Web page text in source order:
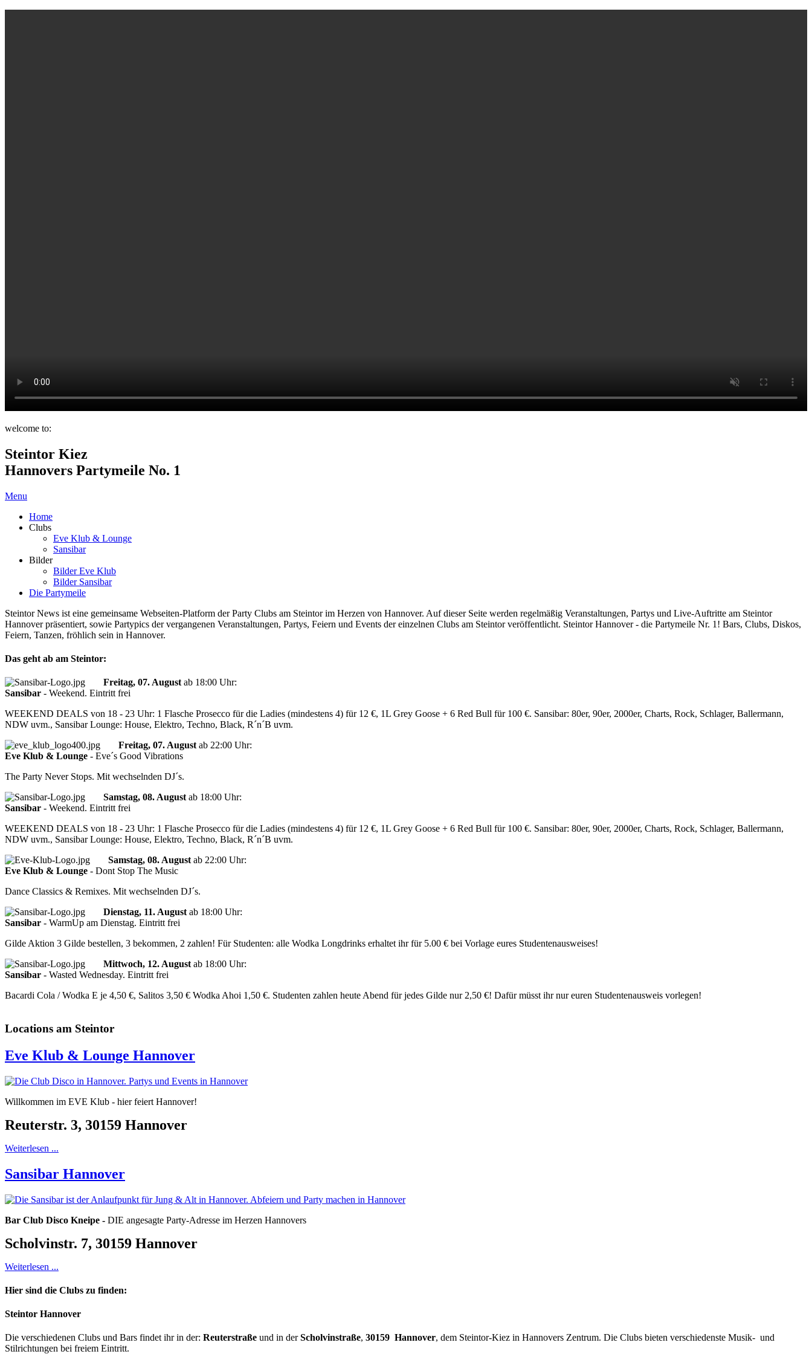
welcome to:
Steintor Kiez
Hannovers Partymeile No. 1
Menu
Home
Clubs
Eve Klub & Lounge
Sansibar
Bilder
Bilder Eve Klub
Bilder Sansibar
Die Partymeile
Steintor News ist eine gemeinsame Webseiten-Platform der Party Clubs am Steintor im Herzen von Hannover. Auf dieser Seite werden regelmäßig Veranstaltungen, Partys und Live-Auftritte am Steintor
Hannover präsentiert, sowie Partypics der vergangenen Veranstaltungen, Partys, Feiern und Events der einzelnen Clubs am Steintor veröffentlicht. Steintor Hannover - die Partymeile Nr. 1! Bars, Clubs, Diskos,
Feiern, Tanzen, fröhlich sein in Hannover.
Das geht ab am Steintor:
Freitag, 07. August ab 18:00 Uhr:
Sansibar - Weekend. Eintritt frei
WEEKEND DEALS von 18 - 23 Uhr: 1 Flasche Prosecco für die Ladies (mindestens 4) für 12 €, 1L Grey Goose + 6 Red Bull für 100 €. Sansibar: 80er, 90er, 2000er, Charts, Rock, Schlager, Ballermann,
NDW uvm., Sansibar Lounge: House, Elektro, Techno, Black, R´n´B uvm.
Freitag, 07. August ab 22:00 Uhr:
Eve Klub & Lounge - Eve´s Good Vibrations
The Party Never Stops. Mit wechselnden DJ´s.
Samstag, 08. August ab 18:00 Uhr:
Sansibar - Weekend. Eintritt frei
WEEKEND DEALS von 18 - 23 Uhr: 1 Flasche Prosecco für die Ladies (mindestens 4) für 12 €, 1L Grey Goose + 6 Red Bull für 100 €. Sansibar: 80er, 90er, 2000er, Charts, Rock, Schlager, Ballermann,
NDW uvm., Sansibar Lounge: House, Elektro, Techno, Black, R´n´B uvm.
Samstag, 08. August ab 22:00 Uhr:
Eve Klub & Lounge - Dont Stop The Music
Dance Classics & Remixes. Mit wechselnden DJ´s.
Dienstag, 11. August ab 18:00 Uhr:
Sansibar - WarmUp am Dienstag. Eintritt frei
Gilde Aktion 3 Gilde bestellen, 3 bekommen, 2 zahlen! Für Studenten: alle Wodka Longdrinks erhaltet ihr für 5.00 € bei Vorlage eures Studentenausweises!
Mittwoch, 12. August ab 18:00 Uhr:
Sansibar - Wasted Wednesday. Eintritt frei
Bacardi Cola / Wodka E je 4,50 €, Salitos 3,50 € Wodka Ahoi 1,50 €. Studenten zahlen heute Abend für jedes Gilde nur 2,50 €! Dafür müsst ihr nur euren Studentenausweis vorlegen!
Locations am Steintor
Eve Klub & Lounge Hannover
Willkommen im EVE Klub - hier feiert Hannover!
Reuterstr. 3, 30159 Hannover
Weiterlesen ...
Sansibar Hannover
Bar Club Disco Kneipe - DIE angesagte Party-Adresse im Herzen Hannovers
Scholvinstr. 7, 30159 Hannover
Weiterlesen ...
Hier sind die Clubs zu finden:
Steintor Hannover
Die verschiedenen Clubs und Bars findet ihr in der: Reuterstraße und in derScholvinstraße, 30159 Hannover, dem Steintor-Kiez in Hannovers Zentrum. Die Clubs bieten verschiedenste Musik- und
Stilrichtungen bei freiem Eintritt.